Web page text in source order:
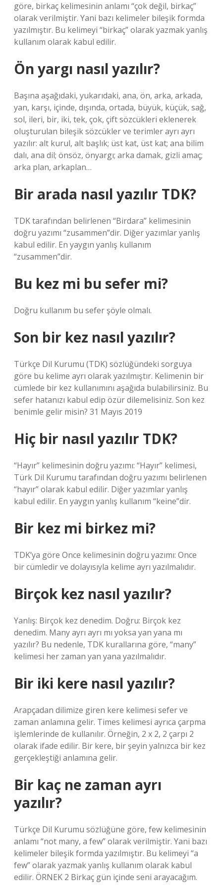
göre, birkaç kelimesinin anlamı “çok değil, birkaç”
olarak verilmiştir. Yani bazı kelimeler bileşik formda
yazılmıştır. Bu kelimeyi “birkaç” olarak yazmak yanlış
kullanım olarak kabul edilir.
Ön yargı nasıl yazılır?
Başına aşağıdaki, yukarıdaki, ana, ön, arka, arkada,
yan, karşı, içinde, dışında, ortada, büyük, küçük, sağ,
sol, ileri, bir, iki, tek, çok, çift sözcükleri eklenerek
oluşturulan bileşik sözcükler ve terimler ayrı ayrı
yazılır: alt kurul, alt başlık; üst kat, üst kat; ana bilim
dalı, ana dil; önsöz, önyargı; arka damak, gizli amaç;
arka plan, arkaplan…
Bir arada nasıl yazılır TDK?
TDK tarafından belirlenen “Birdara” kelimesinin
doğru yazımı “zusammen”dir. Diğer yazımlar yanlış
kabul edilir. En yaygın yanlış kullanım
“zusammen”dir.
Bu kez mi bu sefer mi?
Doğru kullanım bu sefer şöyle olmalı.
Son bir kez nasıl yazılır?
Türkçe Dil Kurumu (TDK) sözlüğündeki sorguya
göre bu kelime ayrı olarak yazılmıştır. Kelimenin bir
cümlede bir kez kullanımını aşağıda bulabilirsiniz. Bu
sefer hatanızı kabul edip özür dilemelisiniz. Son kez
benimle gelir misin? 31 Mayıs 2019
Hiç bir nasıl yazılır TDK?
“Hayır” kelimesinin doğru yazımı: “Hayır” kelimesi,
Türk Dil Kurumu tarafından doğru yazımı belirlenen
“hayır” olarak kabul edilir. Diğer yazımlar yanlış
kabul edilir. En yaygın yanlış kullanım “keine”dir.
Bir kez mi birkez mi?
TDK’ya göre Once kelimesinin doğru yazımı: Once
bir cümledir ve dolayısıyla kelime ayrı yazılmalıdır.
Birçok kez nasıl yazılır?
Yanlış: Birçok kez denedim. Doğru: Birçok kez
denedim. Many ayrı ayrı mı yoksa yan yana mı
yazılır? Bu nedenle, TDK kurallarına göre, “many”
kelimesi her zaman yan yana yazılmalıdır.
Bir iki kere nasıl yazılır?
Arapçadan dilimize giren kere kelimesi sefer ve
zaman anlamına gelir. Times kelimesi ayrıca çarpma
işlemlerinde de kullanılır. Örneğin, 2 x 2, 2 çarpı 2
olarak ifade edilir. Bir kere, bir şeyin yalnızca bir kez
gerçekleştiği anlamına gelir.
Bir kaç ne zaman ayrı
yazılır?
Türkçe Dil Kurumu sözlüğüne göre, few kelimesinin
anlamı “not many, a few” olarak verilmiştir. Yani bazı
kelimeler bileşik formda yazılmıştır. Bu kelimeyi “a
few” olarak yazmak yanlış kullanım olarak kabul
edilir. ÖRNEK 2 Birkaç gün içinde seni arayacağım.